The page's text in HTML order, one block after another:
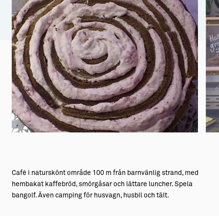
Aktiviteter
Sustainable Plejs
Möten & kongresser
Hansestaden världsarv
Gotlands kulturarv
Almedalsveckan
Medeltidsveckan
→ Gutamål och gotländska
Allt om bostad
→ Hyra bostad
→ Köpa bostad
→ Bygga hus
Allt om livet på Ön
→ Fritidsliv
→ Idrottsliv
→ Tonårsliv
Café i naturskönt område 100 m från barnvänlig strand, med
hembakat kaffebröd, smörgåsar och lättare luncher. Spela
bangolf. Även camping för husvagn, husbil och tält.